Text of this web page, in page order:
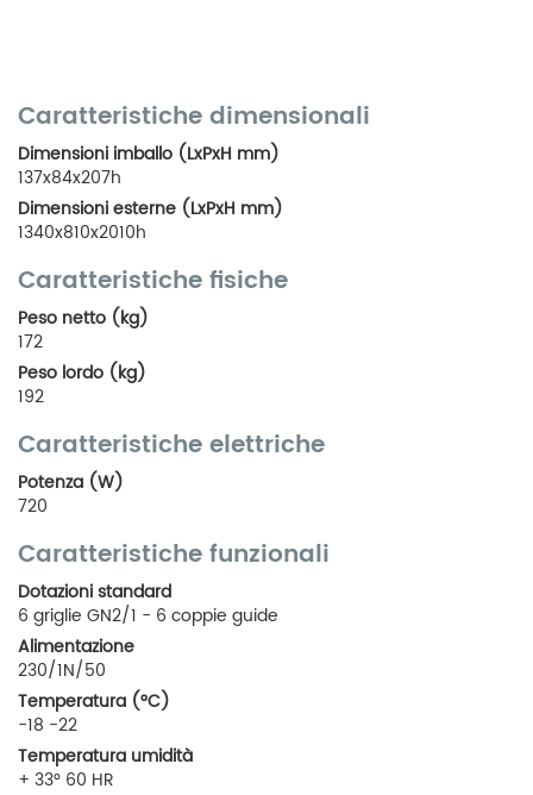
Caratteristiche dimensionali
Dimensioni imballo (LxPxH mm)
137x84x207h
Dimensioni esterne (LxPxH mm)
1340x810x2010h
Caratteristiche fisiche
Peso netto (kg)
172
Peso lordo (kg)
192
Caratteristiche elettriche
Potenza (W)
720
Caratteristiche funzionali
Dotazioni standard
6 griglie GN2/1 - 6 coppie guide
Alimentazione
230/1N/50
Temperatura (°C)
-18 -22
Temperatura umidità
+ 33° 60 HR